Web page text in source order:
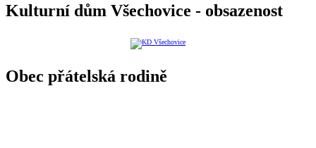
Kulturní dům Všechovice - obsazenost
Obec přátelská rodině